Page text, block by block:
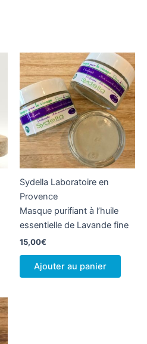
Sydella Laboratoire en
Provence
Masque purifiant à l’huile
essentielle de Lavande fine
15,00€
Ajouter au panier